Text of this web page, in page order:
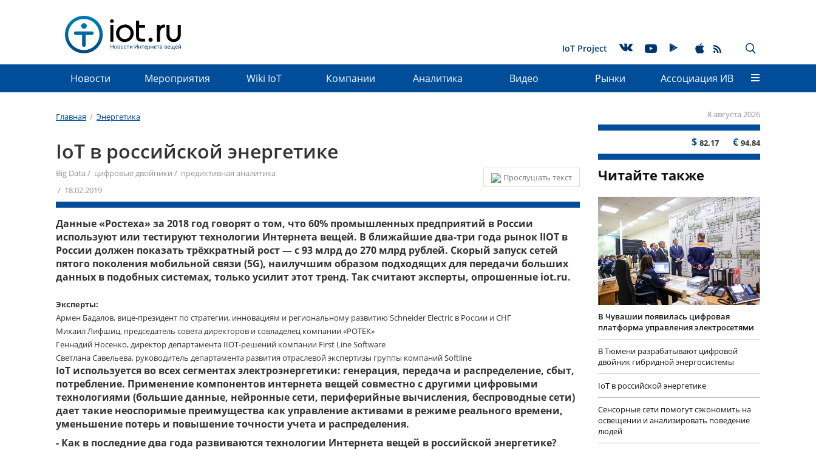
IoT Project
Новости Мероприятия Wiki IoT Компании Аналитика Видео Рынки Ассоциация ИВ
Главная / Энергетика 8 августа 2026
$ 82.17 € 94.84
IoT в российской энергетике
Прослушать текст
Big Data / цифровые двойники / предиктивная аналитика
/ 18.02.2019
Данные «Ростеха» за 2018 год говорят о том, что 60% промышленных предприятий в России
используют или тестируют технологии Интернета вещей. В ближайшие два-три года рынок IIOT в
России должен показать трёхкратный рост — с 93 млрд до 270 млрд рублей. Скорый запуск сетей
пятого поколения мобильной связи (5G), наилучшим образом подходящих для передачи больших
данных в подобных системах, только усилит этот тренд. Так считают эксперты, опрошенные iot.ru.
Эксперты:
Армен Бадалов, вице-президент по стратегии, инновациям и региональному развитию Schneider Electric в России и СНГ
Михаил Лифшиц, председатель совета директоров и совладелец компании «РОТЕК»
Геннадий Носенко, директор департамента IIOT-решений компании First Line Software
Светлана Савельева, руководитель департамента развития отраслевой экспертизы группы компаний Softline
IoT используется во всех сегментах электроэнергетики: генерация, передача и распределение, сбыт,
потребление. Применение компонентов интернета вещей совместно с другими цифровыми
технологиями (большие данные, нейронные сети, периферийные вычисления, беспроводные сети)
дает такие неоспоримые преимущества как управление активами в режиме реального времени,
уменьшение потерь и повышение точности учета и распределения.
- Как в последние два года развиваются технологии Интернета вещей в российской энергетике?
Читайте также
В Чувашии появилась цифровая
платформа управления электросетями
В Тюмени разрабатывают цифровой
двойник гибридной энергосистемы
IoT в российской энергетике
​Сенсорные сети помогут сэкономить на
освещении и анализировать поведение
людей